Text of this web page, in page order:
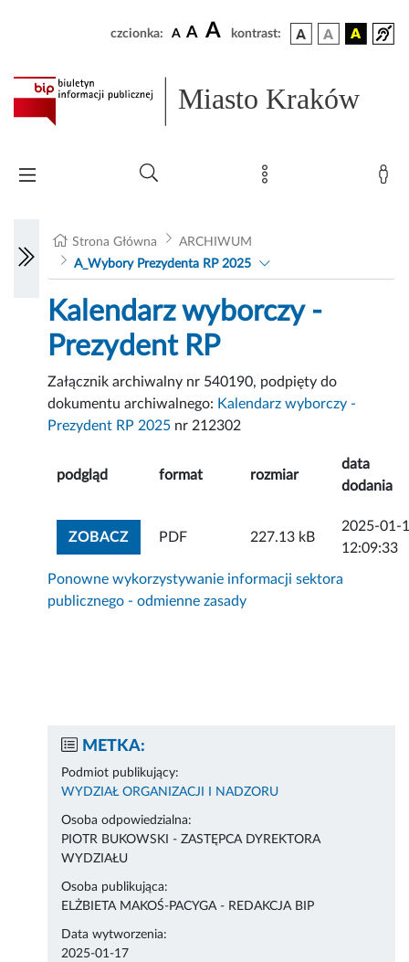
czcionka: A A A kontrast:
Miasto Kraków
Strona Główna
ARCHIWUM
A_Wybory Prezydenta RP 2025
Kalendarz wyborczy -
Prezydent RP
Załącznik archiwalny nr 540190, podpięty do
dokumentu archiwalnego: Kalendarz wyborczy -
Prezydent RP 2025 nr 212302
podgląd format rozmiar
data
dodania
ZOBACZZOBACZ ZAŁĄCZNIK
PDF 227.13 kB
2025-01-
12:09:33
Ponowne wykorzystywanie informacji sektora
publicznego - odmienne zasady
METKA:
Podmiot publikujący:
WYDZIAŁ ORGANIZACJI I NADZORU
Osoba odpowiedzialna:
PIOTR BUKOWSKI - ZASTĘPCA DYREKTORA
WYDZIAŁU
Osoba publikująca:
ELŻBIETA MAKOŚ-PACYGA - REDAKCJA BIP
Data wytworzenia:
2025-01-17